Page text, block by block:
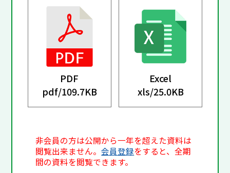
PDF
pdf/109.7KB
Excel
xls/25.0KB
非会員の方は公開から一年を超えた資料は
閲覧出来ません。会員登録をすると、全期
間の資料を閲覧できます。